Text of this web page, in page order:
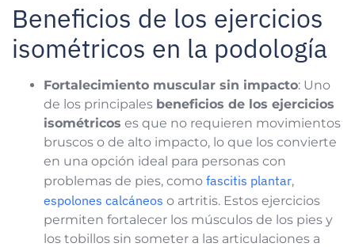
Beneficios de los ejercicios
isométricos en la podología
Fortalecimiento muscular sin impacto: Uno
de los principales beneficios de los ejercicios
isométricos es que no requieren movimientos
bruscos o de alto impacto, lo que los convierte
en una opción ideal para personas con
problemas de pies, como fascitis plantar,
espolones calcáneos o artritis. Estos ejercicios
permiten fortalecer los músculos de los pies y
los tobillos sin someter a las articulaciones a